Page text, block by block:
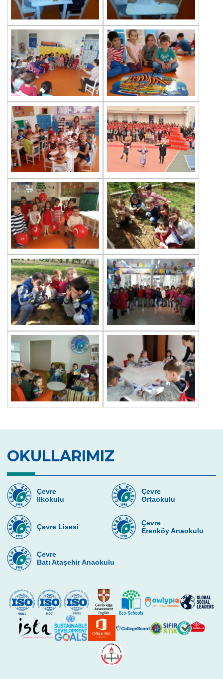
OKULLARIMIZ
Çevre
İlkokulu
Çevre
Ortaokulu
Çevre Lisesi
Çevre
Erenköy Anaokulu
Çevre
Batı Ataşehir Anaokulu